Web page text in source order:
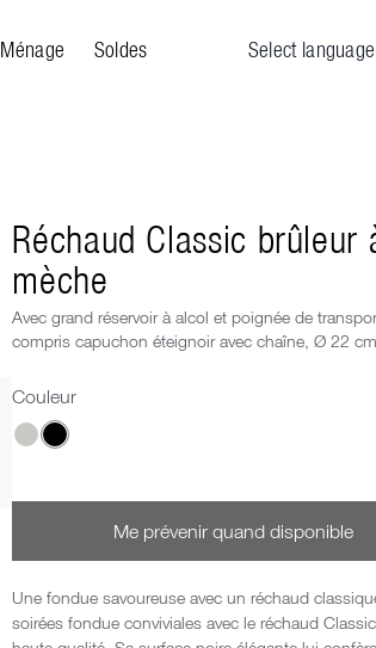
Ménage Soldes Select language
Réchaud Classic brûleur
mèche
Avec grand réservoir à alcol et poignée de
compris capuchon éteignoir avec chaîne, Ø 22
Couleur
Choisis un Couleur
Me prévenir quand disponible
Une fondue savoureuse avec un réchaud classique Vivez
soirées fondue conviviales avec le réchaud